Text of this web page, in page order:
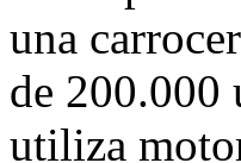
una
de 200.000
utiliza